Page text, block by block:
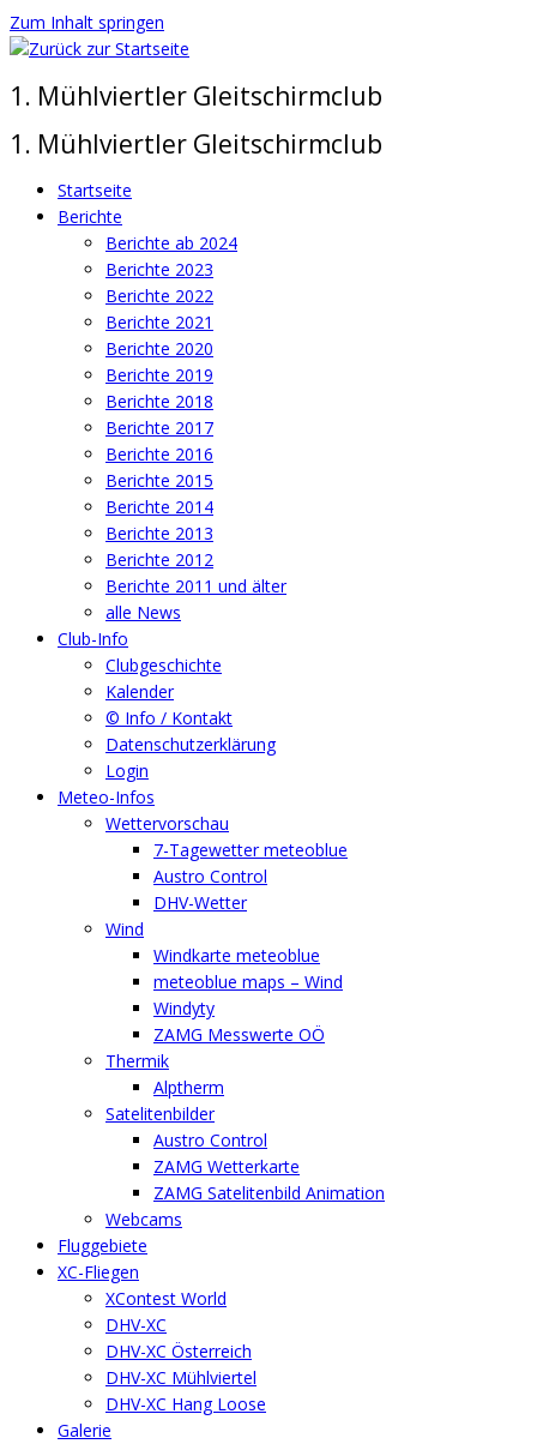
Zum Inhalt springen
1. Mühlviertler Gleitschirmclub
1. Mühlviertler Gleitschirmclub
Startseite
Berichte
Berichte ab 2024
Berichte 2023
Berichte 2022
Berichte 2021
Berichte 2020
Berichte 2019
Berichte 2018
Berichte 2017
Berichte 2016
Berichte 2015
Berichte 2014
Berichte 2013
Berichte 2012
Berichte 2011 und älter
alle News
Club-Info
Clubgeschichte
Kalender
© Info / Kontakt
Datenschutzerklärung
Login
Meteo-Infos
Wettervorschau
7-Tagewetter meteoblue
Austro Control
DHV-Wetter
Wind
Windkarte meteoblue
meteoblue maps – Wind
Windyty
ZAMG Messwerte OÖ
Thermik
Alptherm
Satelitenbilder
Austro Control
ZAMG Wetterkarte
ZAMG Satelitenbild Animation
Webcams
Fluggebiete
XC-Fliegen
XContest World
DHV-XC
DHV-XC Österreich
DHV-XC Mühlviertel
DHV-XC Hang Loose
Galerie